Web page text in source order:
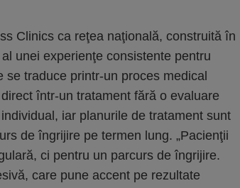
Clinics ca reţea naţională, construită în
unei experienţe consistente pentru
traduce printr-un proces medical
într-un tratament fără o evaluare
iar planurile de tratament sunt
de îngrijire pe termen lung. „Pacienţii
ci pentru un parcurs de îngrijire.
care pune accent pe rezultate